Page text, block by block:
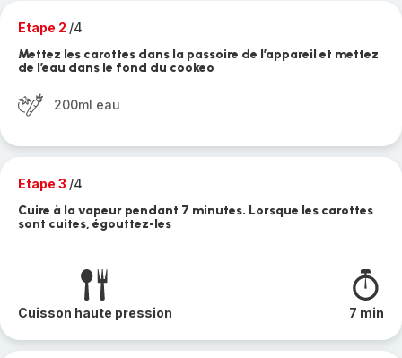
Etape 2 /4
Mettez les carottes dans la passoire de l’appareil et mettez
de l’eau dans le fond du cookeo
200ml eau
Etape 3 /4
Cuire à la vapeur pendant 7 minutes. Lorsque les carottes
sont cuites, égouttez-les
Cuisson haute pression 7 min